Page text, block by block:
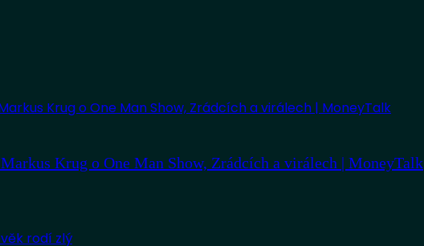
Krug o One Man Show, Zrádcích a virálech | MoneyTalk